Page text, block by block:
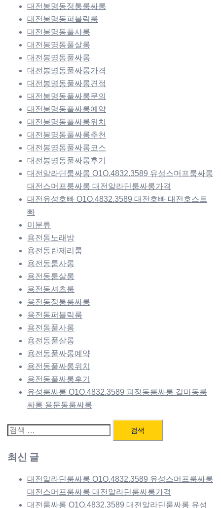
대전봉명동정통룸싸롱
대전봉명동퍼블릭룸
대전봉명동풀사롱
대전봉명동풀살롱
대전봉명동풀싸롱
대전봉명동풀싸롱가격
대전봉명동풀싸롱견적
대전봉명동풀싸롱문의
대전봉명동풀싸롱예약
대전봉명동풀싸롱위치
대전봉명동풀싸롱추천
대전봉명동풀싸롱코스
대전봉명동풀싸롱후기
대전알라딘룸싸롱 O1O.4832.3589 유성스머프룸싸롱
대전스머프룸싸롱 대전알라딘룸싸롱가격
대전유성호빠 O1O.4832.3589 대전호빠 대전호스트
빠
미분류
용전동노래방
용전동란제리룸
용전동룸사롱
용전동룸살롱
용전동셔츠룸
용전동정통룸싸롱
용전동퍼블릭룸
용전동풀사롱
용전동풀살롱
용전동풀싸롱예약
용전동풀싸롱위치
용전동풀싸롱후기
유성룸싸롱 O1O.4832.3589 괴정동룸싸롱 갈마동룸
싸롱 용문동룸싸롱
검
최신 글
대전알라딘룸싸롱 O1O.4832.3589 유성스머프룸싸롱
대전스머프룸싸롱 대전알라딘룸싸롱가격
대전룸싸롱 O1O.4832.3589 대전알라딘룸싸롱 유성